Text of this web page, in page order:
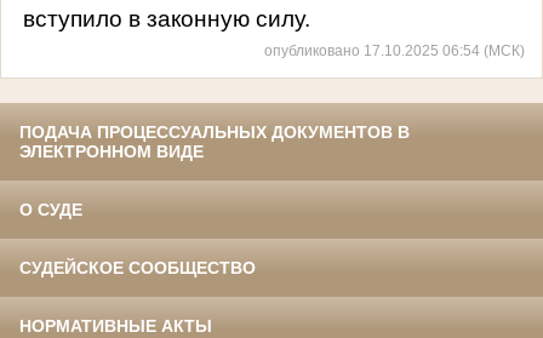
вступило в законную силу.
опубликовано 17.10.2025 06:54 (МСК)
ПОДАЧА ПРОЦЕССУАЛЬНЫХ ДОКУМЕНТОВ В
ЭЛЕКТРОННОМ ВИДЕ
О СУДЕ
СУДЕЙСКОЕ СООБЩЕСТВО
НОРМАТИВНЫЕ АКТЫ